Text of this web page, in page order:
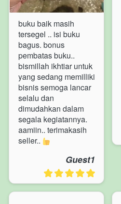
buku baik masih
tersegel .. isi buku
bagus. bonus
pembatas buku..
bismillah ikhtiar untuk
yang sedang memilliki
bisnis semoga lancar
selalu dan
dimudahkan dalam
segala kegiatannya.
aamiin.. terimakasih
seller..
Guest1